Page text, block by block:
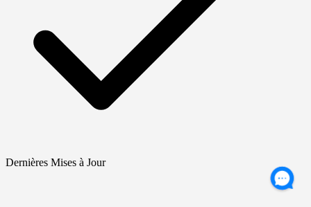
Dernières Mises à Jour